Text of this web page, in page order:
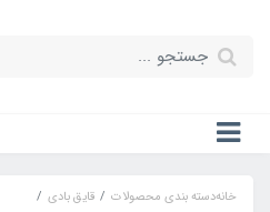
خانهدسته بندی محصولات
قایق بادی